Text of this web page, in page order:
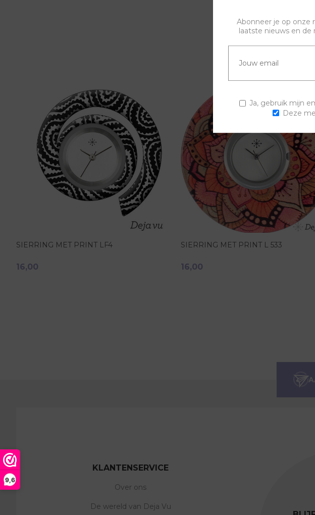
9,6
SIERRING MET PRINT LF4
16,00
SIERRING MET PRINT L 533
16,00
KLANTENSERVICE
Over ons
De wereld van Deja Vu
Abonneer je op onze
laatste nieuws en de
Ja, gebruik mijn
Deze